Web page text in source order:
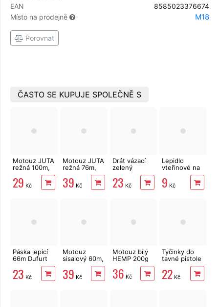
EAN
8585023376674
Místo na prodejně
M18
Porovnat
ČASTO SE KUPUJE SPOLEČNĚ S
Motouz JUTA
režná 100m,
1,5mm, 100g
29 Kč
Motouz JUTA
režná 76m,
2,3mm, 177g
39 Kč
Drát vázací
zelený
0,6mm, 30m
23 Kč
Lepidlo
vteřinové na
kov, plast,
gumu i dřevo
9 Kč
Páska lepicí
66m Dufurt
nehlučná
průhledná
23 Kč
Motouz
sisalový 60m,
39 Kč
Motouz bílý
HEMP 200g
36 Kč
Tyčinky do
tavné pistole
transparentní,
12 ks
22 Kč